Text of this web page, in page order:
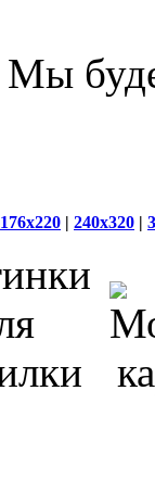
Мы
176x220 | 240x320 |